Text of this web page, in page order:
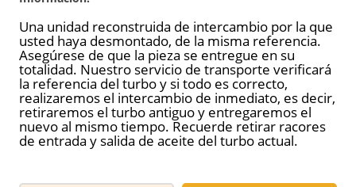
Una unidad reconstruida de intercambio por la que
usted haya desmontado, de la misma referencia.
Asegúrese de que la pieza se entregue en su
totalidad. Nuestro servicio de transporte verificará
la referencia del turbo y si todo es correcto,
realizaremos el intercambio de inmediato, es decir,
retiraremos el turbo antiguo y entregaremos el
nuevo al mismo tiempo. Recuerde retirar racores
de entrada y salida de aceite del turbo actual.